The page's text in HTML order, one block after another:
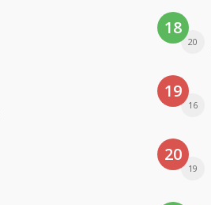
18
20
19
16
20
19